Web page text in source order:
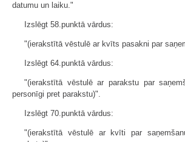
datumu un laiku."
Izslēgt 58.punktā vārdus:
"(ierakstītā vēstulē ar kvīts pasakni par
Izslēgt 64.punktā vārdus:
"(ierakstītā vēstulē ar parakstu par
personīgi pret parakstu)".
Izslēgt 70.punktā vārdus:
"(ierakstītā vēstulē ar kvīti par